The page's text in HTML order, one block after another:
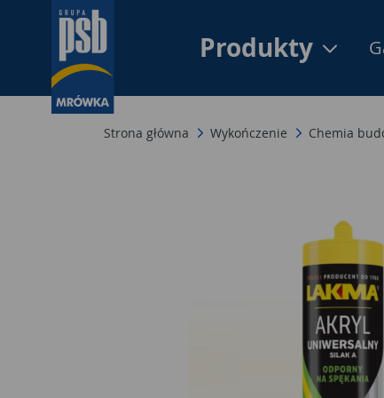
Produkty
Strona główna Wykończenie Chemia